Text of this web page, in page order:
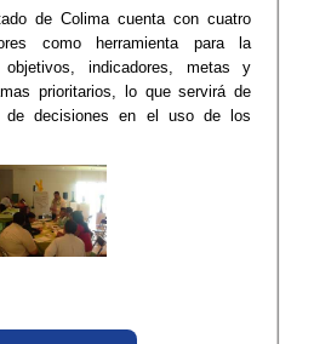
de Colima cuenta con cuatro
como herramienta para la
indicadores, metas y
prioritarios, lo que servirá de
de decisiones en el uso de los